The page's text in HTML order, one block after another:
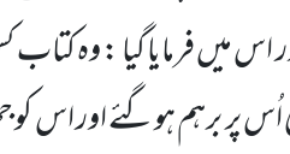
اس میں فرمایا گیا : وہ
پر برہم ہوگئے اور اس